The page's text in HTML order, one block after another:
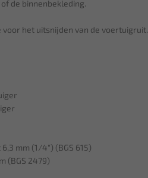
de binnenbekleding.
het uitsnijden van de voertuigruit.
mm (1/4") (BGS 615)
(BGS 2479)